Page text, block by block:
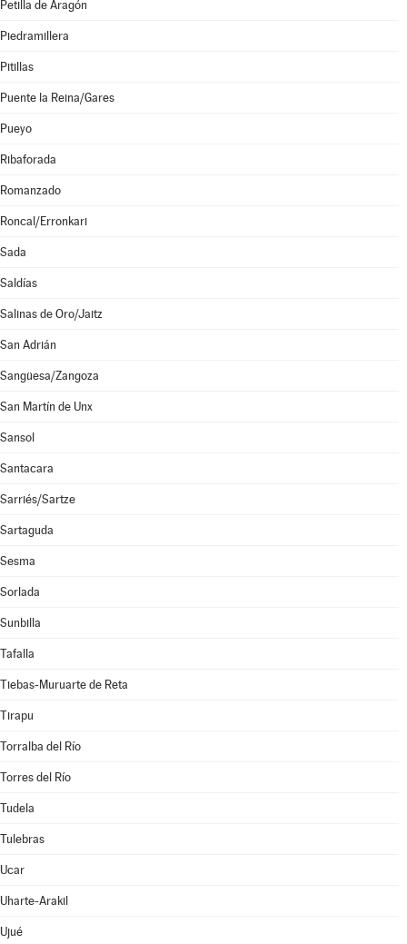
Petilla de Aragón
Piedramillera
Pitillas
Puente la Reina/Gares
Pueyo
Ribaforada
Romanzado
Roncal/Erronkari
Sada
Saldías
Salinas de Oro/Jaitz
San Adrián
Sangüesa/Zangoza
San Martín de Unx
Sansol
Santacara
Sarriés/Sartze
Sartaguda
Sesma
Sorlada
Sunbilla
Tafalla
Tiebas-Muruarte de Reta
Tirapu
Torralba del Río
Torres del Río
Tudela
Tulebras
Ucar
Uharte-Arakil
Ujué